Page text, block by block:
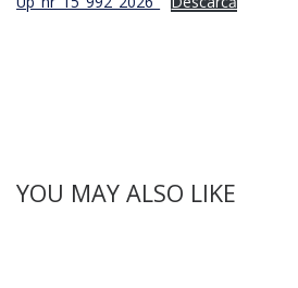
YOU MAY ALSO LIKE